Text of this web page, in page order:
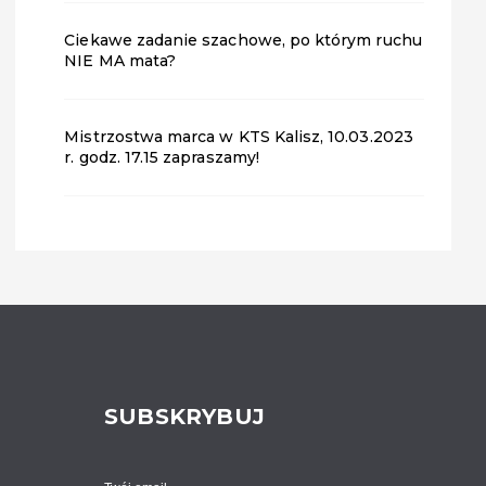
Ciekawe zadanie szachowe, po którym ruchu
NIE MA mata?
Mistrzostwa marca w KTS Kalisz, 10.03.2023
r. godz. 17.15 zapraszamy!
SUBSKRYBUJ